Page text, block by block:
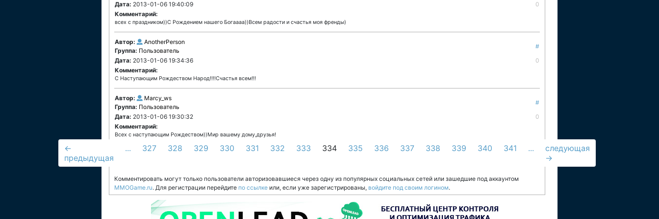
Дата: 2013-01-06 19:40:09
0
Комментарий:
всех с праздником))С Рождением нашего Богаааа))Всем радости и счастья моя френды)
Автор:
AnotherPerson
Группа: Пользователь
#
Дата: 2013-01-06 19:34:36
0
Комментарий:
С Наступающим Рождеством Народ!!!!Счастья всем!!!
Автор:
Marcy_ws
Группа: Пользователь
#
Дата: 2013-01-06 19:30:32
0
Комментарий:
Всеx с наступающим Рождеством))Мир вашему дому,друзья!
←
предыдущая
... 327 328 329 330 331 332 333 334 335 336 337 338 339 340 341 ...
следующая
→
Комментировать могут только пользователи авторизовавшиеся через одну из популярных социальных сетей или зашедшие под аккаунтом
MMOGame.ru. Для регистрации перейдите по ссылке или, если уже зарегистрированы, войдите под своим логином.